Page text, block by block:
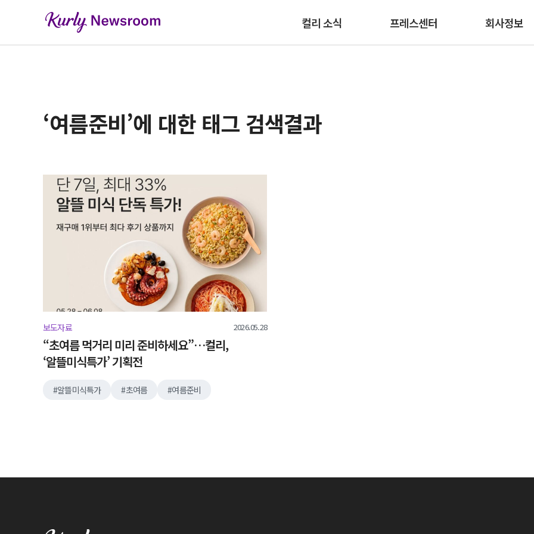
컬리 소식 프레스센터 회사정보
‘여름준비’에 대한 태그 검색결과
보도자료 2026.05.28
“초여름 먹거리 미리 준비하세요”…컬리,
‘알뜰미식특가’ 기획전
알뜰미식특가 초여름 여름준비